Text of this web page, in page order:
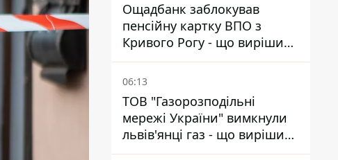
Ощадбанк заблокував
пенсійну картку ВПО з
Кривого Рогу - що вирішив
суд
06:13
ТОВ "Газорозподільні
мережі України" вимкнули
львів'янці газ - що вирішив
суд